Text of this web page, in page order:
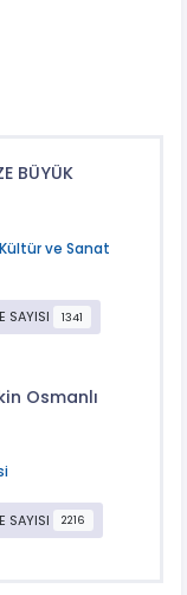
BÜYÜK
ve Sanat
SAYISI 1341
Osmanlı
SAYISI 2216